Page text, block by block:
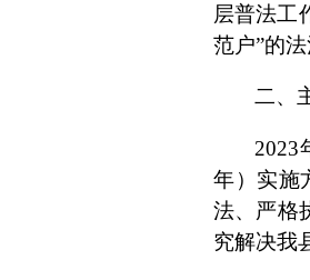
层普法工
范户”的
二、
2023
年）实施
法、严格
究解决我